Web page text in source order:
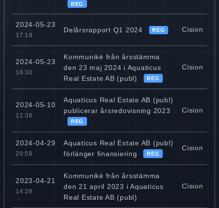
REG
2024-05-23
17:19
Delårsrapport Q1 2024 REG Cision
2024-05-23
16:30
Kommuniké från årsstämma
den 23 maj 2024 i Aquaticus
Real Estate AB (publ)
REG
Cision
2024-05-10
12:36
Aquaticus Real Estate AB (publ)
publicerar årsredovisning 2023
REG
Cision
2024-04-29
20:58
Aquaticus Real Estate AB (publ)
förlänger finansiering
REG
Cision
2023-04-21
14:28
Kommuniké från årsstämma
den 21 april 2023 i Aquaticus
Real Estate AB (publ)
Cision